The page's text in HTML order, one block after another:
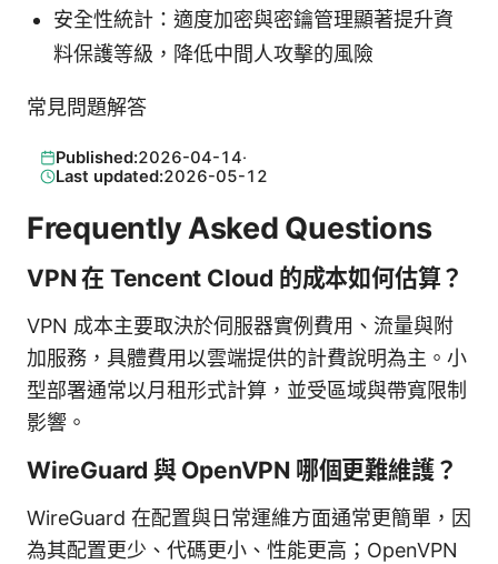
安全性統計：適度加密與密鑰管理顯著提升資
料保護等級，降低中間人攻擊的風險
常見問題解答
Published:2026-04-14·
Last updated:2026-05-12
Frequently Asked Questions
VPN 在 Tencent Cloud 的成本如何估算？
VPN 成本主要取決於伺服器實例費用、流量與附
加服務，具體費用以雲端提供的計費說明為主。小
型部署通常以月租形式計算，並受區域與帶寬限制
影響。
WireGuard 與 OpenVPN 哪個更難維護？
WireGuard 在配置與日常運維方面通常更簡單，因
為其配置更少、代碼更小、性能更高；OpenVPN